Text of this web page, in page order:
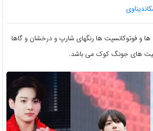
و فوتوکانسپت ها رنگهای شارپ و درخشان و گاها
فیت های جونگ کوک می باشد.